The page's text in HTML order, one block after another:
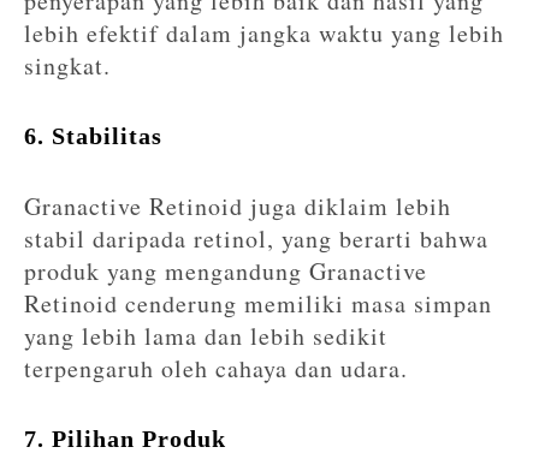
lebih efektif dalam jangka waktu yang lebih
singkat.
6. Stabilitas
Granactive Retinoid juga diklaim lebih
stabil daripada retinol, yang berarti bahwa
produk yang mengandung Granactive
Retinoid cenderung memiliki masa simpan
yang lebih lama dan lebih sedikit
terpengaruh oleh cahaya dan udara.
7. Pilihan Produk